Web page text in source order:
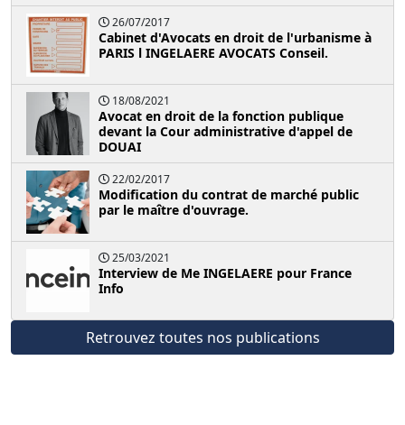
26/07/2017
Cabinet d'Avocats en droit de l'urbanisme à
PARIS l INGELAERE AVOCATS Conseil.
18/08/2021
Avocat en droit de la fonction publique
devant la Cour administrative d'appel de
DOUAI
22/02/2017
Modification du contrat de marché public
par le maître d'ouvrage.
25/03/2021
Interview de Me INGELAERE pour France
Info
Retrouvez toutes nos publications